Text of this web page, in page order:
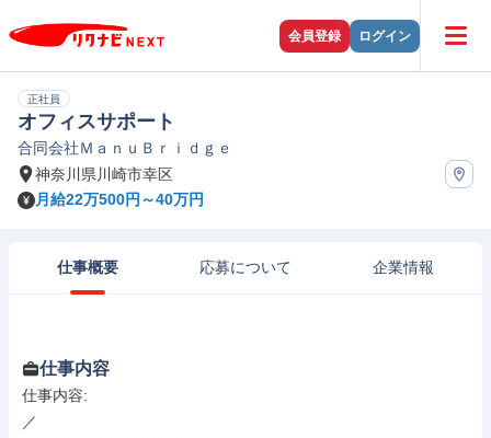
会員登録 ログイン
正社員
オフィスサポート
合同会社ＭａｎｕＢｒｉｄｇｅ
神奈川県川崎市幸区
月給22万500円～40万円
仕事概要 応募について 企業情報
仕事内容
仕事内容:
／